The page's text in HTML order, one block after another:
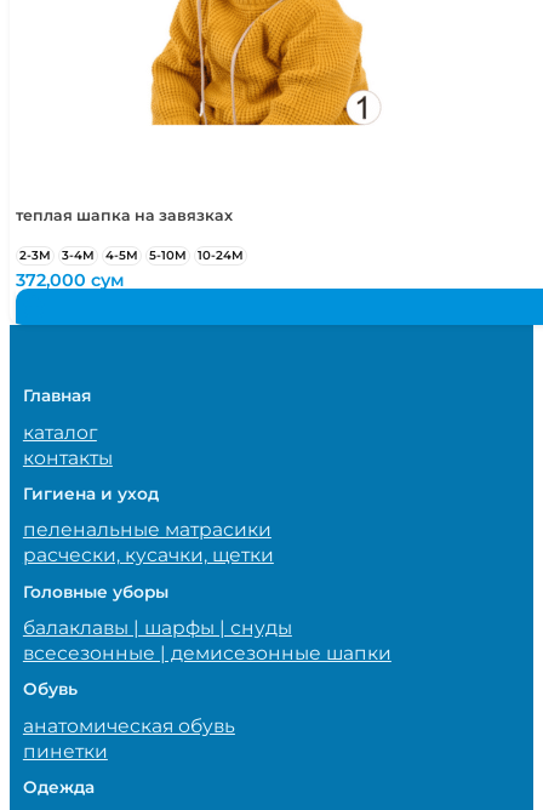
теплая шапка на завязках
2-3М 3-4М 4-5М 5-10М 10-24М
372,000сум
Главная
каталог
контакты
Гигиена и уход
пеленальные матрасики
расчески, кусачки, щетки
Головные уборы
балаклавы | шарфы | снуды
всесезонные | демисезонные шапки
Обувь
анатомическая обувь
пинетки
Одежда